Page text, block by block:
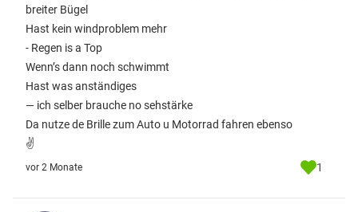
breiter Bügel
Hast kein windproblem mehr
- Regen is a Top
Wenn’s dann noch schwimmt
Hast was anständiges
— ich selber brauche no sehstärke
Da nutze de Brille zum Auto u Motorrad fahren ebenso
✌️
vor 2 Monate 1